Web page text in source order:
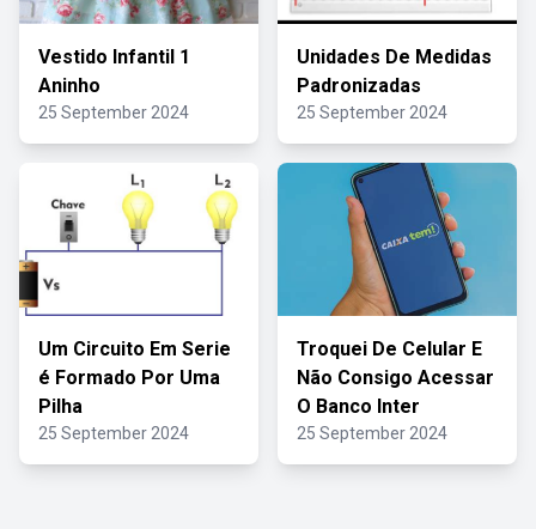
Vestido Infantil 1
Aninho
25 September 2024
Unidades De Medidas
Padronizadas
25 September 2024
Um Circuito Em Serie
é Formado Por Uma
Pilha
25 September 2024
Troquei De Celular E
Não Consigo Acessar
O Banco Inter
25 September 2024